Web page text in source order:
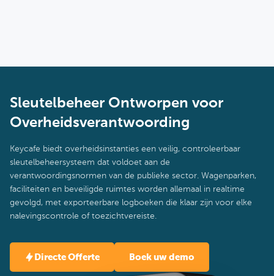
Sleutelbeheer Ontworpen voor
Overheidsverantwoording
Keycafe biedt overheidsinstanties een veilig, controleerbaar
sleutelbeheersysteem dat voldoet aan de
verantwoordingsnormen van de publieke sector. Wagenparken,
faciliteiten en beveiligde ruimtes worden allemaal in realtime
gevolgd, met exporteerbare logboeken die klaar zijn voor elke
nalevingscontrole of toezichtvereiste.
Directe Offerte Boek uw demo